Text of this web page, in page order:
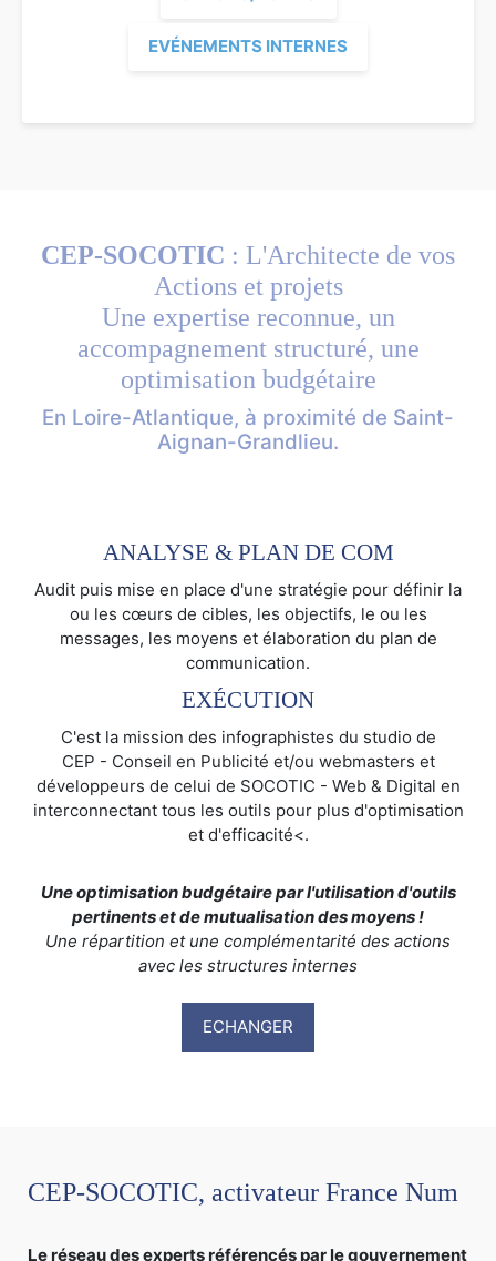
EVÉNEMENTS INTERNES
CEP-SOCOTIC : L'Architecte de vos
Actions et projets
Une expertise reconnue, un
accompagnement structuré, une
optimisation budgétaire
En Loire-Atlantique, à proximité de Saint-
Aignan-Grandlieu.
ANALYSE & PLAN DE COM
Audit puis mise en place d'une stratégie pour définir la
ou les cœurs de cibles, les objectifs, le ou les
messages, les moyens et élaboration du plan de
communication.
EXÉCUTION
C'est la mission des infographistes du studio de
CEP - Conseil en Publicité et/ou webmasters et
développeurs de celui de SOCOTIC - Web & Digital en
interconnectant tous les outils pour plus d'optimisation
et d'efficacité<.
Une optimisation budgétaire par l'utilisation d'outils
pertinents et de mutualisation des moyens !
Une répartition et une complémentarité des actions
avec les structures internes
ECHANGER
CEP-SOCOTIC, activateur France Num
Le réseau des experts référencés par le gouvernement